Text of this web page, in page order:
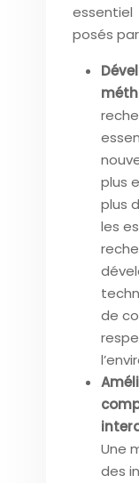
posés
plus
plus
les
de
Une
des